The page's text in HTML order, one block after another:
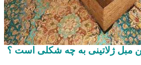
مبل ژلاتینی به چه شکلی است ؟